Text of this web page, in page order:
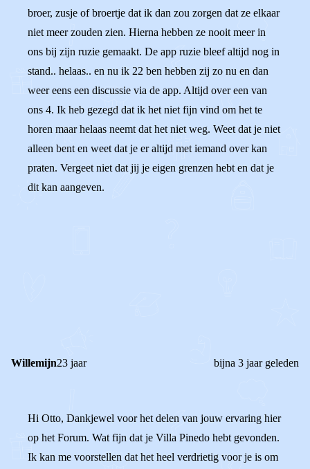
broer, zusje of broertje dat ik dan zou zorgen dat ze elkaar
niet meer zouden zien. Hierna hebben ze nooit meer in
ons bij zijn ruzie gemaakt. De app ruzie bleef altijd nog in
stand.. helaas.. en nu ik 22 ben hebben zij zo nu en dan
weer eens een discussie via de app. Altijd over een van
ons 4. Ik heb gezegd dat ik het niet fijn vind om het te
horen maar helaas neemt dat het niet weg. Weet dat je niet
alleen bent en weet dat je er altijd met iemand over kan
praten. Vergeet niet dat jij je eigen grenzen hebt en dat je
dit kan aangeven.
Willemijn23 jaar bijna 3 jaar geleden
Hi Otto, Dankjewel voor het delen van jouw ervaring hier
op het Forum. Wat fijn dat je Villa Pinedo hebt gevonden.
Ik kan me voorstellen dat het heel verdrietig voor je is om